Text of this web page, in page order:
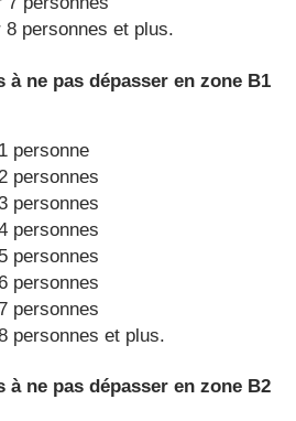
8 personnes et plus.
à ne pas dépasser en zone B1
personne
personnes
personnes
personnes
personnes
personnes
personnes
personnes et plus.
à ne pas dépasser en zone B2